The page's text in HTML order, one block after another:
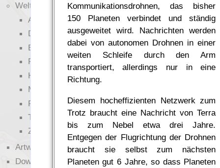
Kommunikationsdrohnen, das bisher
150 Planeten verbindet und ständig
ausgeweitet wird. Nachrichten werden
dabei von autonomen Drohnen in einer
weiten Schleife durch den Arm
transportiert, allerdings nur in eine
Richtung.
Diesem hocheffizienten Netzwerk zum
Trotz braucht eine Nachricht von Terra
bis zum Nebel etwa drei Jahre.
Entgegen der Flugrichtung der Drohnen
braucht sie selbst zum nächsten
Planeten gut 6 Jahre, so dass Planeten
Welten
Ante Portas
Die neuen Lande
EWS-X
Freihändler
Hinter der Welt
Magie
RaumZeit
Technophob
Zettel-RPG
Artwork
Downloads